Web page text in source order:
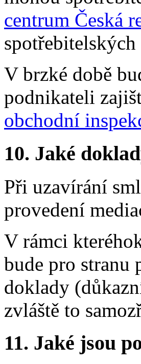
centrum Česká
V brzké době
podnikateli
obchodní
10. Jaké
Při uzavírání
provedení
V rámci
bude pro stranu
doklady
zvláště to
11. Jaké jsou